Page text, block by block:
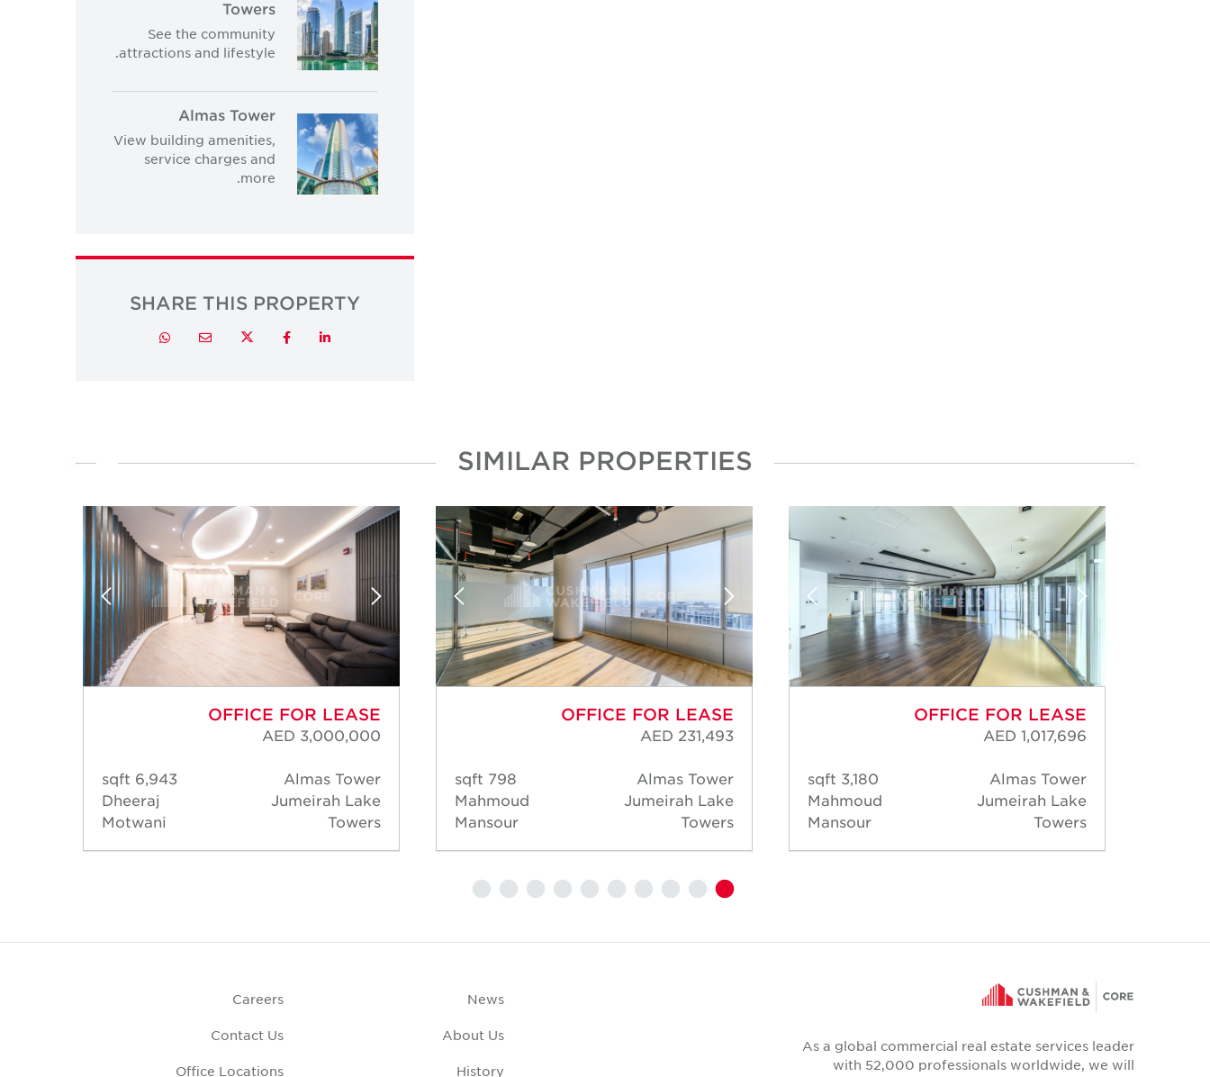
Towers
See the community
attractions and lifestyle.
Almas Tower
View building amenities,
service charges and
more.
SHARE THIS PROPERTY
LinkedIn
Facebook
Twitter
Email
Whatsapp
SIMILAR PROPERTIES
OFFICE FOR LEASE
AED 1,017,696
Almas Tower
Jumeirah Lake
Towers
3,180 sqft
Mahmoud
Mansour
OFFICE FOR LEASE
AED 231,493
Almas Tower
Jumeirah Lake
Towers
798 sqft
Mahmoud
Mansour
OFFICE FOR LEASE
AED 3,000,000
Almas Tower
Jumeirah Lake
Towers
6,943 sqft
Dheeraj
Motwani
As a global commercial real estate services leader
with 52,000 professionals worldwide, we will
News
About Us
History
Careers
Contact Us
Office Locations